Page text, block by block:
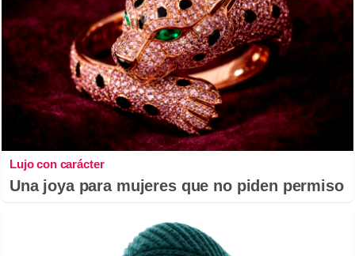
Lujo con carácter
Una joya para mujeres que no piden permiso